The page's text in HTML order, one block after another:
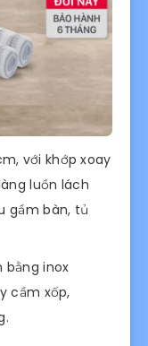
với khớp xoay
luồn lách
gầm bàn, tủ
bằng inox
cầm xốp,